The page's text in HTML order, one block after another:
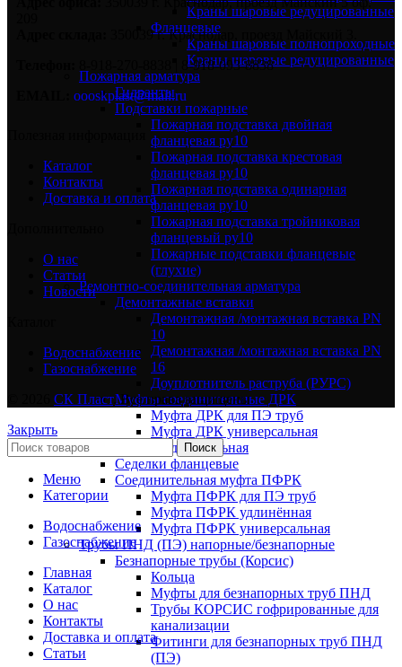
Краны шаровые редуцированные
Фланцевые
Краны шаровые полнопроходные
Краны шаровые редуцированные
Пожарная арматура
Гидранты
Подставки пожарные
Пожарная подставка двойная
фланцевая ру10
Пожарная подставка крестовая
фланцевая ру10
Пожарная подставка одинарная
фланцевая ру10
Пожарная подставка тройниковая
фланцевый ру10
Пожарные подставки фланцевые
(глухие)
Ремонтно-соединительная арматура
Демонтажные вставки
Демонтажная /монтажная вставка PN
10
Демонтажная /монтажная вставка PN
16
Доуплотнитель раструба (РУРС)
Муфты соединительные ДРК
Муфта ДРК для ПЭ труб
Муфта ДРК универсальная
соединительная
Седелки фланцевые
Соединительная муфта ПФРК
Муфта ПФРК для ПЭ труб
Муфта ПФРК удлинённая
Муфта ПФРК универсальная
Трубы ПНД (ПЭ) напорные/безнапорные
Безнапорные трубы (Корсис)
Кольца
Муфты для безнапорных труб ПНД
Трубы КОРСИС гофрированные для
канализации
Фитинги для безнапорных труб ПНД
(ПЭ)
350039 г. Краснодар, проезд Майский 3.
8-918-270-8838 | 8-918-093-8838
oooskplast@mail.ru
Каталог
Контакты
Доставка и оплата
О нас
Статьи
Новости
Водоснабжение
Газоснабжение
СК Пласт. Все права защищены
Закрыть
Поиск
Меню
Категории
Водоснабжение
Газоснабжение
Главная
Каталог
О нас
Контакты
Доставка и оплата
Статьи